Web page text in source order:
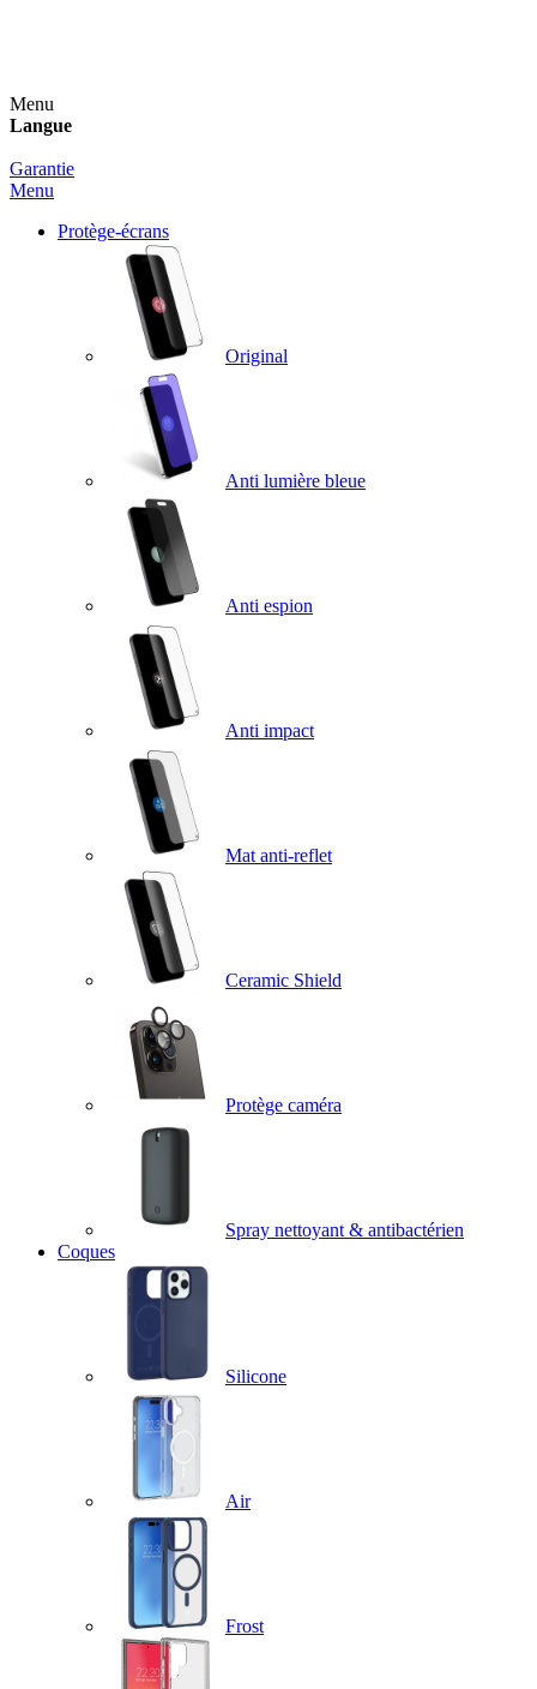
Menu
Langue
Garantie
Menu
Protège-écrans
Original
Anti lumière bleue
Anti espion
Anti impact
Mat anti-reflet
Ceramic Shield
Protège caméra
Spray nettoyant & antibactérien
Coques
Silicone
Air
Frost